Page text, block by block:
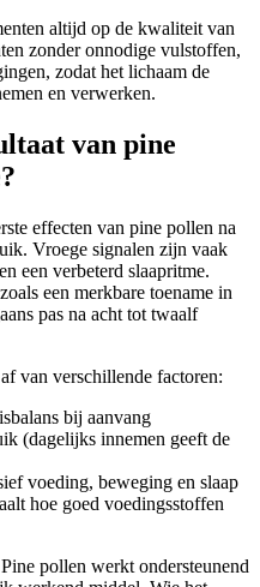
altijd op de kwaliteit van
zonder onnodige vulstoffen,
zodat het lichaam de
en verwerken.
van pine
effecten van pine pollen na
Vroege signalen zijn vaak
een verbeterd slaapritme.
een merkbare toename in
pas na acht tot twaalf
van verschillende factoren:
bij aanvang
(dagelijks innemen geeft de
voeding, beweging en slaap
hoe goed voedingsstoffen
pollen werkt ondersteunend